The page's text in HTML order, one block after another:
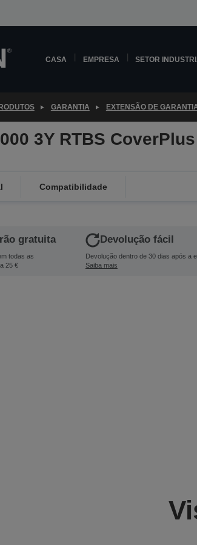
CASA EMPRESA SETOR
GARANTIA EXTENSÃO DE
3Y RTBS CoverPlus
Compatibilidade
gratuita
todas as
25 €
Devolução fácil
Devolução dentro de 30 dias após a
Saiba mais